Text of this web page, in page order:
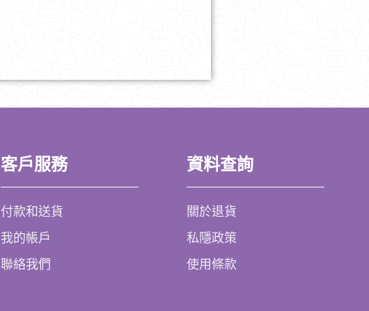
客戶服務
付款和送貨
我的帳戶
聯絡我們
資料查詢
關於退貨
私隱政策
使用條款